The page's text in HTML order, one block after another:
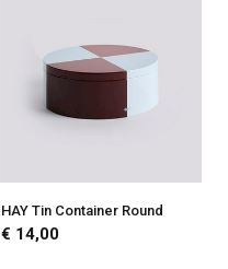
HAY Tin Container Round
€ 14,00